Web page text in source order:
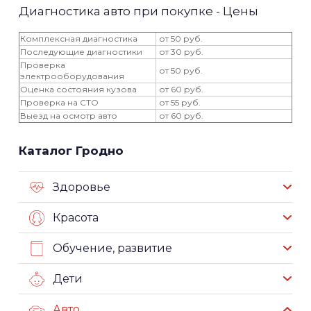
Диагностика авто при покупке - Цены
Комплексная диагностика
от 50 руб.
Последующие диагностики
от 30 руб.
Проверка
электрооборудования
от 50 руб.
Оценка состояния кузова
от 60 руб.
Проверка на СТО
от 55 руб.
Выезд на осмотр авто
от 60 руб.
Каталог Гродно
Здоровье
Красота
Обучение, развитие
Дети